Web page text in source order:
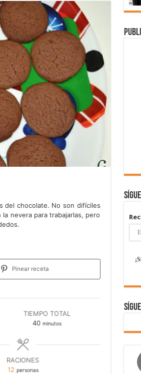
del chocolate. No son difíciles
nevera para trabajarlas, pero
Pinear receta
TIEMPO TOTAL
40minutos
minutos
RACIONES
12 personas